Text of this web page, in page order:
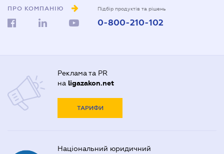
ПРО КОМПАНІЮ Підбір продуктів та рішень
0-800-210-102
Реклама та PR
на ligazakon.net
ТАРИФИ
Національний юридичний